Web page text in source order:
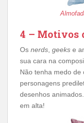
4 – Motivos
Os nerds geeks e
sua cara na
Não tenha medo de
personagens
desenhos
em alta!